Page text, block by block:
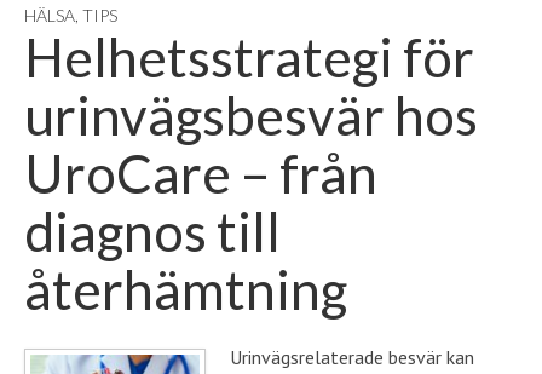
HÄLSA, TIPS
Helhetsstrategi för
urinvägsbesvär hos
UroCare – från
diagnos till
återhämtning
Urinvägsrelaterade besvär kan